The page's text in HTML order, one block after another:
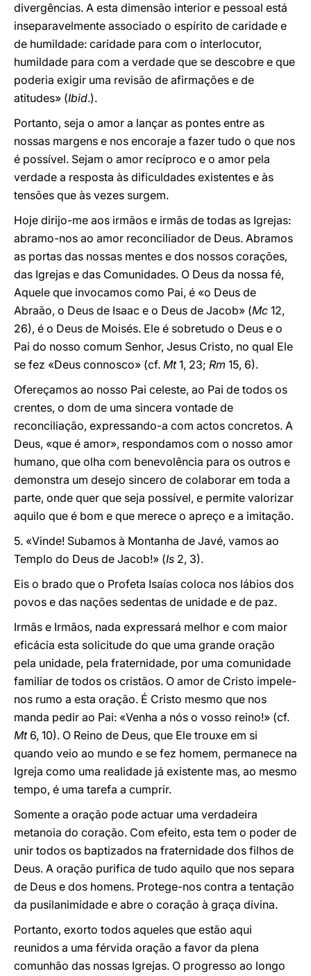
divergências. A esta dimensão interior e pessoal está
inseparavelmente associado o espírito de caridade e
de humildade: caridade para com o interlocutor,
humildade para com a verdade que se descobre e que
poderia exigir uma revisão de afirmações e de
atitudes» (Ibid.).
Portanto, seja o amor a lançar as pontes entre as
nossas margens e nos encoraje a fazer tudo o que nos
é possível. Sejam o amor recíproco e o amor pela
verdade a resposta às dificuldades existentes e às
tensões que às vezes surgem.
Hoje dirijo-me aos irmãos e irmãs de todas as Igrejas:
abramo-nos ao amor reconciliador de Deus. Abramos
as portas das nossas mentes e dos nossos corações,
das Igrejas e das Comunidades. O Deus da nossa fé,
Aquele que invocamos como Pai, é «o Deus de
Abraão, o Deus de Isaac e o Deus de Jacob» (Mc 12,
26), é o Deus de Moisés. Ele é sobretudo o Deus e o
Pai do nosso comum Senhor, Jesus Cristo, no qual Ele
se fez «Deus connosco» (cf. Mt1, 23; Rm 15, 6).
Ofereçamos ao nosso Pai celeste, ao Pai de todos os
crentes, o dom de uma sincera vontade de
reconciliação, expressando-a com actos concretos. A
Deus, «que é amor», respondamos com o nosso amor
humano, que olha com benevolência para os outros e
demonstra um desejo sincero de colaborar em toda a
parte, onde quer que seja possível, e permite valorizar
aquilo que é bom e que merece o apreço e a imitação.
5. «Vinde! Subamos à Montanha de Javé, vamos ao
Templo do Deus de Jacob!» (Is 2, 3).
Eis o brado que o Profeta Isaías coloca nos lábios dos
povos e das nações sedentas de unidade e de paz.
Irmãs e Irmãos, nada expressará melhor e com maior
eficácia esta solicitude do que uma grande oração
pela unidade, pela fraternidade, por uma comunidade
familiar de todos os cristãos. O amor de Cristo impele-
nos rumo a esta oração. É Cristo mesmo que nos
manda pedir ao Pai: «Venha a nós o vosso reino!» (cf.
Mt6, 10). O Reino de Deus, que Ele trouxe em si
quando veio ao mundo e se fez homem, permanece na
Igreja como uma realidade já existente mas, ao mesmo
tempo, é uma tarefa a cumprir.
Somente a oração pode actuar uma verdadeira
metanoia do coração. Com efeito, esta tem o poder de
unir todos os baptizados na fraternidade dos filhos de
Deus. A oração purifica de tudo aquilo que nos separa
de Deus e dos homens. Protege-nos contra a tentação
da pusilanimidade e abre o coração à graça divina.
Portanto, exorto todos aqueles que estão aqui
reunidos a uma férvida oração a favor da plena
comunhão das nossas Igrejas. O progresso ao longo